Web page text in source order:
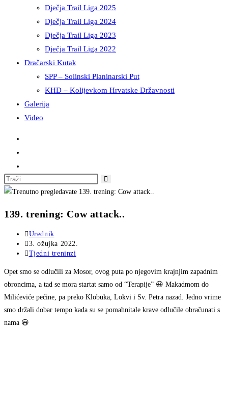
Dječja Trail Liga 2025
Dječja Trail Liga 2024
Dječja Trail Liga 2023
Dječja Trail Liga 2022
Dračarski Kutak
SPP – Solinski Planinarski Put
KHD – Kolijevkom Hrvatske Državnosti
Galerija
Video
Pretražite
ovu
stranicu
139. trening: Cow attack..
Autor
objave:
Urednik
Objava
objavljena:
3. ožujka 2022.
Kategorija
Tjedni treninzi
Opet smo se odlučili za Mosor, ovog puta po njegovim krajnjim zapadnim
obroncima, a tad se mora startat samo od “Terapije” 😃 Makadmom do
Milićeviće pećine, pa preko Klobuka, Lokvi i Sv. Petra nazad. Jedno vrime
smo držali dobar tempo kada su se pomahnitale krave odlučile obračunati s
nama 😃